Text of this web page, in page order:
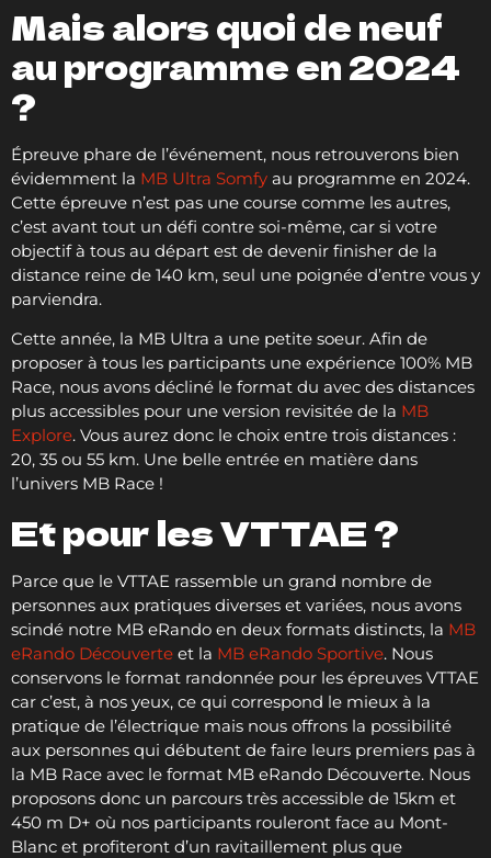
Mais alors quoi de neuf
au programme en 2024
?
Épreuve phare de l’événement, nous retrouverons bien
évidemment la MB Ultra Somfy au programme en 2024.
Cette épreuve n’est pas une course comme les autres,
c’est avant tout un défi contre soi-même, car si votre
objectif à tous au départ est de devenir finisher de la
distance reine de 140 km, seul une poignée d’entre vous y
parviendra.
Cette année, la MB Ultra a une petite soeur. Afin de
proposer à tous les participants une expérience 100% MB
Race, nous avons décliné le format du avec des distances
plus accessibles pour une version revisitée de la MB
Explore. Vous aurez donc le choix entre trois distances :
20, 35 ou 55 km. Une belle entrée en matière dans
l’univers MB Race !
Et pour les VTTAE ?
Parce que le VTTAE rassemble un grand nombre de
personnes aux pratiques diverses et variées, nous avons
scindé notre MB eRando en deux formats distincts, la MB
eRando Découverte et la MB eRando Sportive. Nous
conservons le format randonnée pour les épreuves VTTAE
car c’est, à nos yeux, ce qui correspond le mieux à la
pratique de l’électrique mais nous offrons la possibilité
aux personnes qui débutent de faire leurs premiers pas à
la MB Race avec le format MB eRando Découverte. Nous
proposons donc un parcours très accessible de 15km et
450 m D+ où nos participants rouleront face au Mont-
Blanc et profiteront d’un ravitaillement plus que